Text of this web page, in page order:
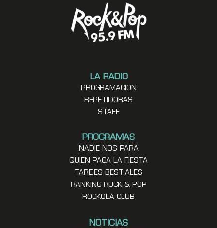
LA RADIO
PROGRAMACION
REPETIDORAS
STAFF
PROGRAMAS
NADIE NOS PARA
QUIEN PAGA LA FIESTA
TARDES BESTIALES
RANKING ROCK & POP
ROCKOLA CLUB
NOTICIAS